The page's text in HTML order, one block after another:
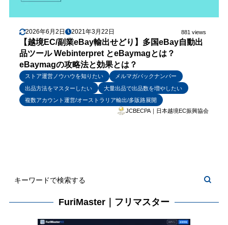
2026年6月2日 2021年3月22日 881 views
【越境EC/副業eBay輸出せどり】多国eBay自動出
品ツール Webinterpret とeBaymagとは？
eBaymagの攻略法と効果とは？
ストア運営ノウハウを知りたい
メルマガバックナンバー
出品方法をマスターしたい
大量出品で出品数を増やしたい
複数アカウント運営/オーストラリア輸出/多販路展開
JCBECPA｜日本越境EC振興協会
FuriMaster｜フリマスター